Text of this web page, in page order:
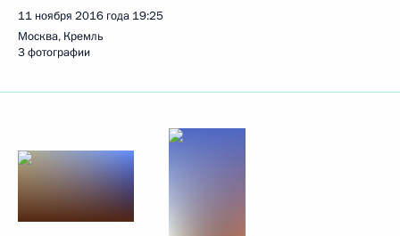
11 ноября 2016 года 19:25
Москва, Кремль
3 фотографии